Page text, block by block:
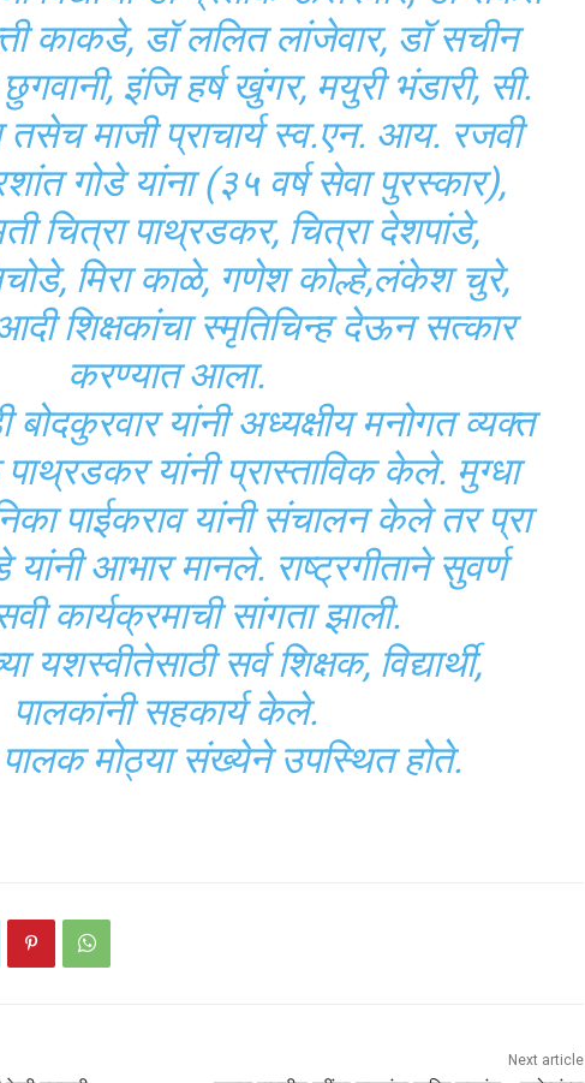
काकडे, डॉ ललित लांजेवार, डॉ सचीन
इंजि हर्ष खुंगर, मयुरी भंडारी, सी.
माजी प्राचार्य स्व.एन. आय. रजवी
गोडे यांना (३५ वर्ष सेवा पुरस्कार),
चित्रा पाथ्रडकर, चित्रा देशपांडे,
मिरा काळे, गणेश कोल्हे,लंकेश चुरे,
शिक्षकांचा स्मृतिचिन्ह देऊन सत्कार
करण्यात आला.
यांनी अध्यक्षीय मनोगत व्यक्त
यांनी प्रास्ताविक केले. मुग्धा
पाईकराव यांनी संचालन केले तर प्रा
यांनी आभार मानले. राष्ट्रगीताने सुवर्ण
कार्यक्रमाची सांगता झाली.
यशस्वीतेसाठी सर्व शिक्षक, विद्यार्थी,
पालकांनी सहकार्य केले.
व पालक मोठ्या संख्येने उपस्थित होते.
Next article